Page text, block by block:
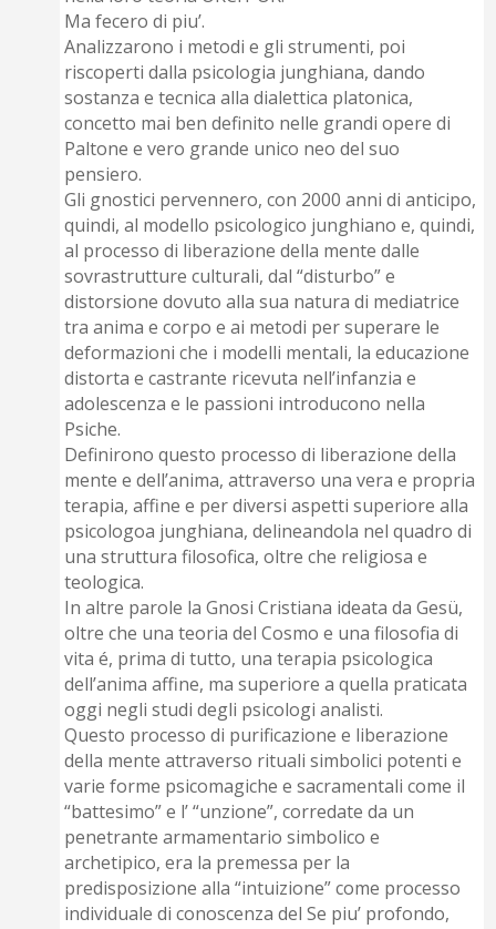
Ma fecero di piu’.
Analizzarono i metodi e gli strumenti, poi
riscoperti dalla psicologia junghiana, dando
sostanza e tecnica alla dialettica platonica,
concetto mai ben definito nelle grandi opere di
Paltone e vero grande unico neo del suo
pensiero.
Gli gnostici pervennero, con 2000 anni di anticipo,
quindi, al modello psicologico junghiano e, quindi,
al processo di liberazione della mente dalle
sovrastrutture culturali, dal “disturbo” e
distorsione dovuto alla sua natura di mediatrice
tra anima e corpo e ai metodi per superare le
deformazioni che i modelli mentali, la educazione
distorta e castrante ricevuta nell’infanzia e
adolescenza e le passioni introducono nella
Psiche.
Definirono questo processo di liberazione della
mente e dell’anima, attraverso una vera e propria
terapia, affine e per diversi aspetti superiore alla
psicologoa junghiana, delineandola nel quadro di
una struttura filosofica, oltre che religiosa e
teologica.
In altre parole la Gnosi Cristiana ideata da Gesü,
oltre che una teoria del Cosmo e una filosofia di
vita é, prima di tutto, una terapia psicologica
dell’anima affine, ma superiore a quella praticata
oggi negli studi degli psicologi analisti.
Questo processo di purificazione e liberazione
della mente attraverso rituali simbolici potenti e
varie forme psicomagiche e sacramentali come il
“battesimo” e l’ “unzione”, corredate da un
penetrante armamentario simbolico e
archetipico, era la premessa per la
predisposizione alla “intuizione” come processo
individuale di conoscenza del Se piu’ profondo,